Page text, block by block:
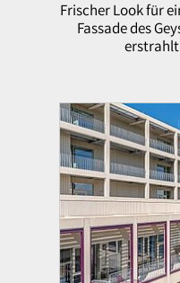
Frischer Look für
Fassade des
erstrahlt